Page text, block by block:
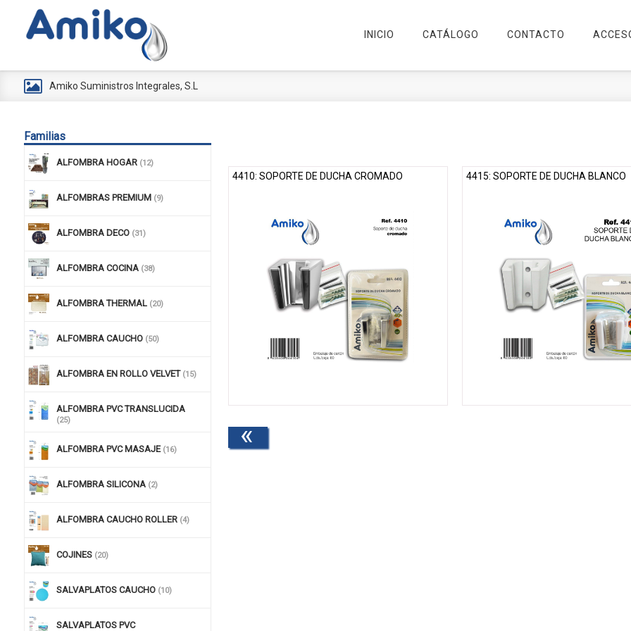
INICIO CATÁLOGO CONTACTO
Amiko Suministros Integrales, S.L
Familias
ALFOMBRA HOGAR (12)
ALFOMBRAS PREMIUM (9)
ALFOMBRA DECO (31)
ALFOMBRA COCINA (38)
ALFOMBRA THERMAL (20)
ALFOMBRA CAUCHO (50)
ALFOMBRA EN ROLLO VELVET (15)
ALFOMBRA PVC TRANSLUCIDA
(25)
ALFOMBRA PVC MASAJE (16)
ALFOMBRA SILICONA (2)
ALFOMBRA CAUCHO ROLLER (4)
COJINES (20)
SALVAPLATOS CAUCHO (10)
SALVAPLATOS PVC
4410: SOPORTE DE DUCHA CROMADO 4415: SOPORTE DE DUCHA BLANCO
«